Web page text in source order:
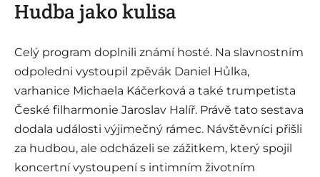
Hudba jako kulisa
Celý program doplnili známí hosté. Na slavnostním
odpoledni vystoupil zpěvák Daniel Hůlka,
varhanice Michaela Káčerková a také trumpetista
České filharmonie Jaroslav Halíř. Právě tato sestava
dodala události výjimečný rámec. Návštěvníci přišli
za hudbou, ale odcházeli se zážitkem, který spojil
koncertní vystoupení s intimním životním